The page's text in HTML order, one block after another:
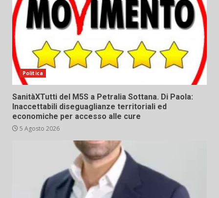
Politica
SanitàXTutti del M5S a Petralia Sottana. Di Paola:
Inaccettabili diseguaglianze territoriali ed
economiche per accesso alle cure
5 Agosto 2026